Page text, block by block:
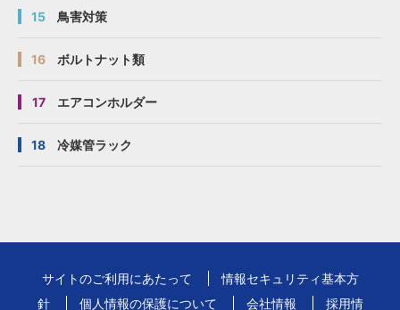
15 鳥害対策
16 ボルトナット類
17 エアコンホルダー
18 冷媒管ラック
サイトのご利用にあたって
情報セキュリティ基本方
針
個人情報の保護について 会社情報 採用情